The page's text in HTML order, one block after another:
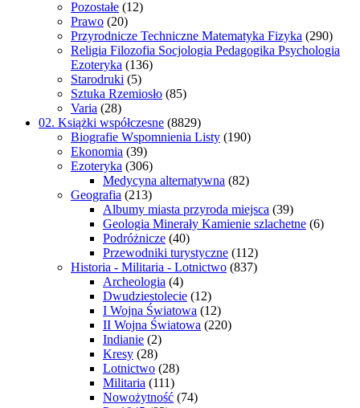
Pozostałe (12)
Prawo (20)
Przyrodnicze Techniczne Matematyka Fizyka (290)
Religia Filozofia Socjologia Pedagogika Psychologia
Ezoteryka (136)
Starodruki (5)
Sztuka Rzemiosło (85)
Varia (28)
02. Książki współczesne (8829)
Biografie Wspomnienia Listy (190)
Ekonomia (39)
Ezoteryka (306)
Medycyna alternatywna (82)
Geografia (213)
Albumy miasta przyroda miejsca (39)
Geologia Minerały Kamienie szlachetne (6)
Podróżnicze (40)
Przewodniki turystyczne (112)
Historia - Militaria - Lotnictwo (837)
Archeologia (4)
Dwudziestolecie (12)
I Wojna Światowa (12)
II Wojna Światowa (220)
Indianie (2)
Kresy (28)
Lotnictwo (28)
Militaria (111)
Nowożytność (74)